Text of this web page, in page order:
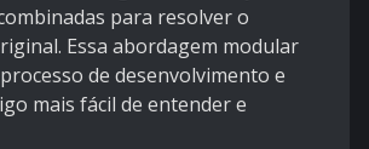
para resolver o
Essa abordagem modular
de desenvolvimento e
mais fácil de entender e